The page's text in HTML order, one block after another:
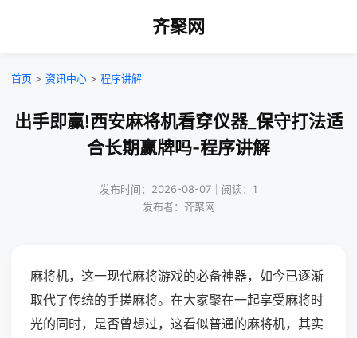
齐聚网
首页 > 资讯中心 > 程序讲解
出手即赢!西安麻将机看穿仪器_保守打法适
合长期赢牌吗-程序讲解
发布时间：2026-08-07｜阅读：1
发布者：齐聚网
麻将机，这一现代麻将游戏的必备神器，如今已逐渐
取代了传统的手搓麻将。在大家聚在一起享受麻将时
光的同时，是否曾想过，这看似普通的麻将机，其实